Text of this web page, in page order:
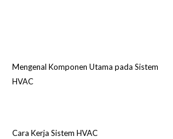
Mengenal Komponen Utama pada Sistem
HVAC
Cara Kerja Sistem HVAC